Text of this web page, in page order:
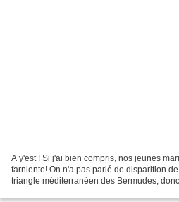
A y'est ! Si j'ai bien compris, nos jeunes
farniente! On n'a pas parlé de disparition
triangle méditerranéen des Bermudes,